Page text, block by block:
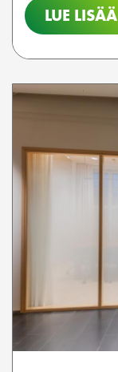
LUE LISÄÄ